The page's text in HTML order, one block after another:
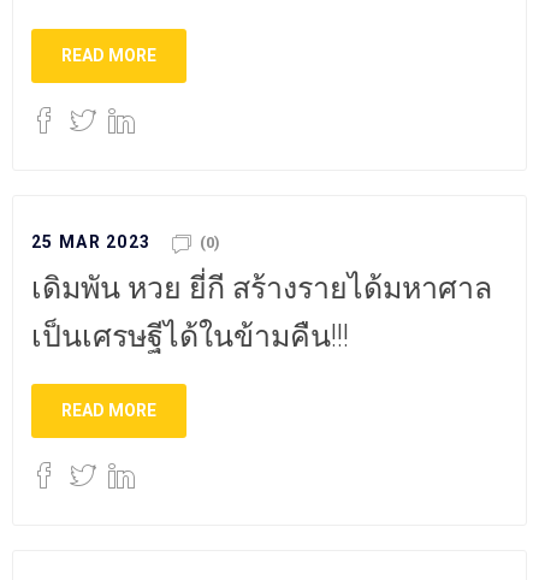
READ MORE
25 MAR 2023 (0)
เดิมพัน หวย ยี่กี สร้างรายได้มหาศาล
เป็นเศรษฐีได้ในข้ามคืน!!!
READ MORE